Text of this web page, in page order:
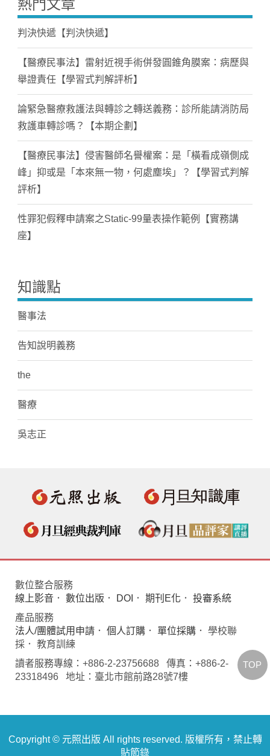
熱門文章
判決快遞【判決快遞】
【醫療民事法】雷射近視手術併發圓錐角膜案：病歷與
舉證責任【學習式判解評析】
論緊急醫療救護法與轉診之轉送義務：診所能請消防局
救護車轉診嗎？【本期企劃】
【醫療民事法】侵害醫師名譽權案：是「橫看成嶺側成
峰」抑或是「本來無一物，何處塵埃」？【學習式判解
評析】
性罪犯假釋申請案之Static-99量表操作範例【實務講
座】
知識點
醫事法
告知說明義務
the
醫療
吳志正
數位整合服務
線上影音 ． 數位出版 ． DOI ． 期刊E化 ． 投審系統
產品服務
法人/團體試用申請 ． 個人訂購 ． 單位採購 ． 學校聯
採． 教育訓練
讀者服務專線：+886-2-23756688 傳真：+886-2-
23318496 地址：臺北市館前路28號7樓
Copyright © 元照出版 All rights reserved. 版權所有，禁止轉
貼節錄
TOP